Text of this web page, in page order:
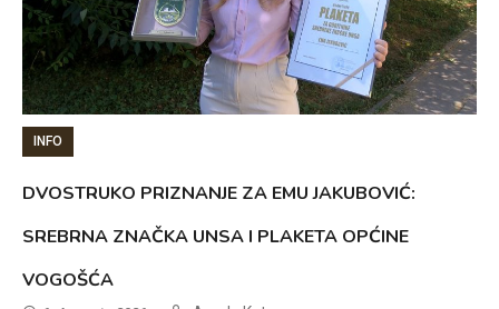
INFO
DVOSTRUKO PRIZNANJE ZA EMU JAKUBOVIĆ:
SREBRNA ZNAČKA UNSA I PLAKETA OPĆINE
VOGOŠĆA